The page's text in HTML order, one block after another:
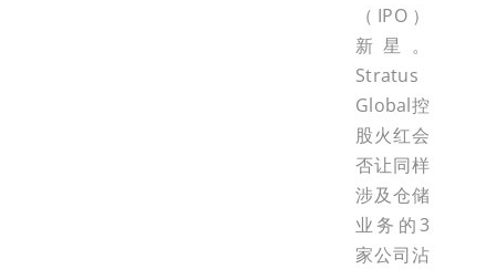
（IPO）
新星。
Stratus
Global控
股火红会
否让同样
涉及仓储
业务的3
家公司沾